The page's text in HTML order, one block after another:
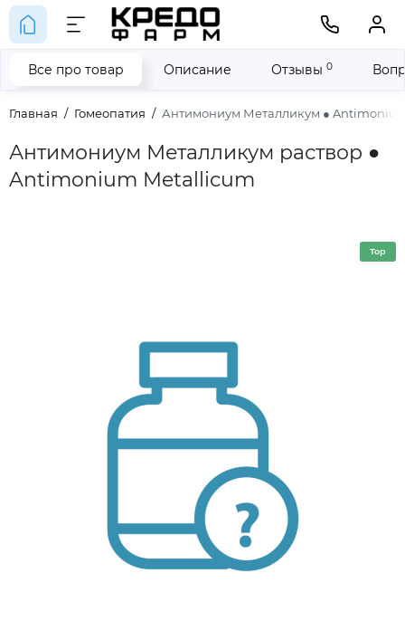
Главная Гомеопатия Антимониум Металликум ●
Антимониум Металликум раствор ●
Antimonium Metallicum
Все про товар Описание Отзывы 0
Top